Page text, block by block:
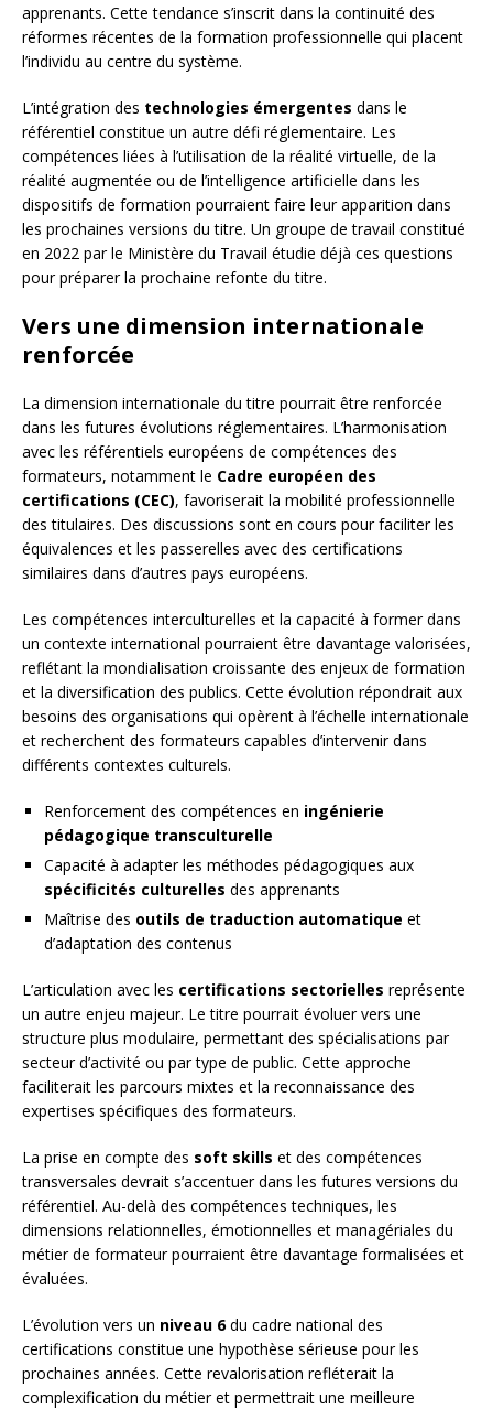
apprenants. Cette tendance s’inscrit dans la continuité des
réformes récentes de la formation professionnelle qui placent
l’individu au centre du système.
L’intégration des technologies émergentes dans le
référentiel constitue un autre défi réglementaire. Les
compétences liées à l’utilisation de la réalité virtuelle, de la
réalité augmentée ou de l’intelligence artificielle dans les
dispositifs de formation pourraient faire leur apparition dans
les prochaines versions du titre. Un groupe de travail constitué
en 2022 par le Ministère du Travail étudie déjà ces questions
pour préparer la prochaine refonte du titre.
Vers une dimension internationale
renforcée
La dimension internationale du titre pourrait être renforcée
dans les futures évolutions réglementaires. L’harmonisation
avec les référentiels européens de compétences des
formateurs, notamment le Cadre européen des
certifications (CEC), favoriserait la mobilité professionnelle
des titulaires. Des discussions sont en cours pour faciliter les
équivalences et les passerelles avec des certifications
similaires dans d’autres pays européens.
Les compétences interculturelles et la capacité à former dans
un contexte international pourraient être davantage valorisées,
reflétant la mondialisation croissante des enjeux de formation
et la diversification des publics. Cette évolution répondrait aux
besoins des organisations qui opèrent à l’échelle internationale
et recherchent des formateurs capables d’intervenir dans
différents contextes culturels.
Renforcement des compétences en ingénierie
pédagogique transculturelle
Capacité à adapter les méthodes pédagogiques aux
spécificités culturelles des apprenants
Maîtrise des outils de traduction automatique et
d’adaptation des contenus
L’articulation avec les certifications sectorielles représente
un autre enjeu majeur. Le titre pourrait évoluer vers une
structure plus modulaire, permettant des spécialisations par
secteur d’activité ou par type de public. Cette approche
faciliterait les parcours mixtes et la reconnaissance des
expertises spécifiques des formateurs.
La prise en compte des soft skills et des compétences
transversales devrait s’accentuer dans les futures versions du
référentiel. Au-delà des compétences techniques, les
dimensions relationnelles, émotionnelles et managériales du
métier de formateur pourraient être davantage formalisées et
évaluées.
L’évolution vers un niveau 6du cadre national des
certifications constitue une hypothèse sérieuse pour les
prochaines années. Cette revalorisation refléterait la
complexification du métier et permettrait une meilleure